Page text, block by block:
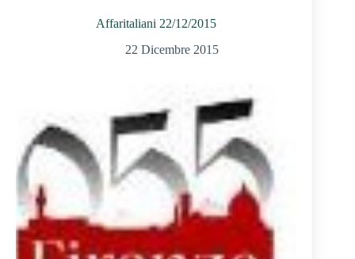
Affaritaliani 22/12/2015
22 Dicembre 2015